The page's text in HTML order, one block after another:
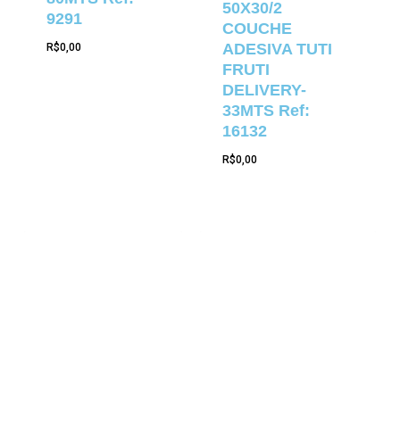
9291
R$0,00
50X30/2
COUCHE
ADESIVA TUTI
FRUTI
DELIVERY-
33MTS Ref:
16132
R$0,00